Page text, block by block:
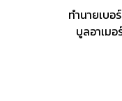
ทำนายเบอ
บูลอาเมอ